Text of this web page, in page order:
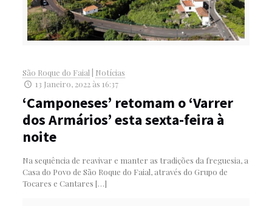
São Roque do Faial
Notícias
13 Janeiro, 2022 às 16:37
‘Camponeses’ retomam o ‘Varrer
dos Armários’ esta sexta-feira à
noite
Na sequência de reavivar e manter as tradições da freguesia, a
Casa do Povo de São Roque do Faial, através do Grupo de
Tocares e Cantares […]